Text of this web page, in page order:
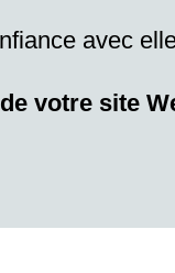
avec
votre site W